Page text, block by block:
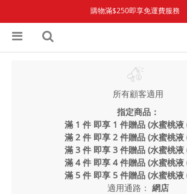
所有顧客適用
指定商品：
滿 1 件 即享 1 件贈品 (水蜜桃液
滿 2 件 即享 2 件贈品 (水蜜桃液
滿 3 件 即享 3 件贈品 (水蜜桃液
滿 4 件 即享 4 件贈品 (水蜜桃液
滿 5 件 即享 5 件贈品 (水蜜桃液
適用通路： 網店
購物滿$250即享免運費服務